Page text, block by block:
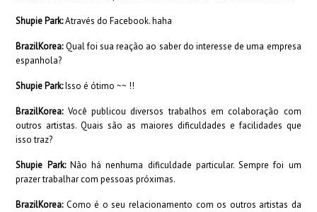
Shupie Park:Através do Facebook. haha
BrazilKorea:Qual foi sua reação ao saber do interesse de uma empresa
espanhola?
Shupie Park:Isso é ótimo ~~ !!
BrazilKorea:Você publicou diversos trabalhos em colaboração com
outros artistas. Quais são as maiores dificuldades e facilidades que
isso traz?
Shupie Park:Não há nenhuma dificuldade particular. Sempre foi um
prazer trabalhar com pessoas próximas.
BrazilKorea:Como é o seu relacionamento com os outros artistas da